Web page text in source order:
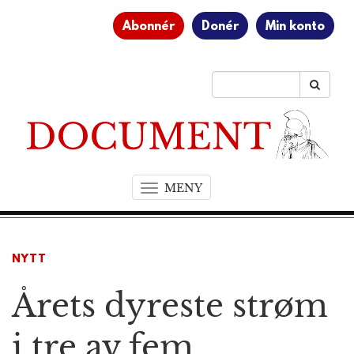
Abonnér Donér Min konto
MENYT
o
a
NYTT
Årets dyreste strøm